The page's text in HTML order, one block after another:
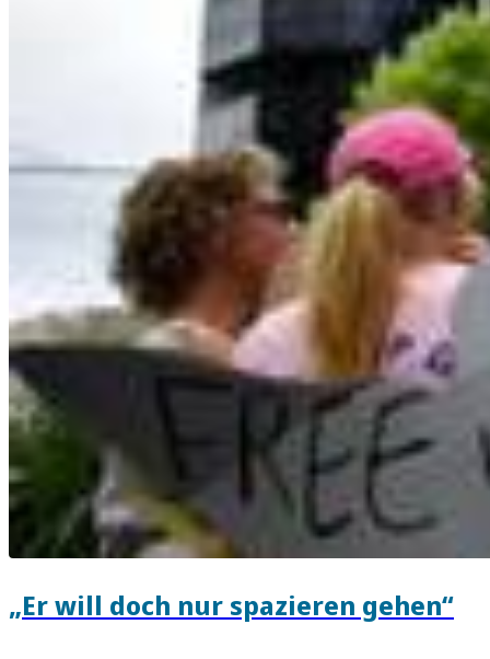
„Er will doch nur spazieren gehen“